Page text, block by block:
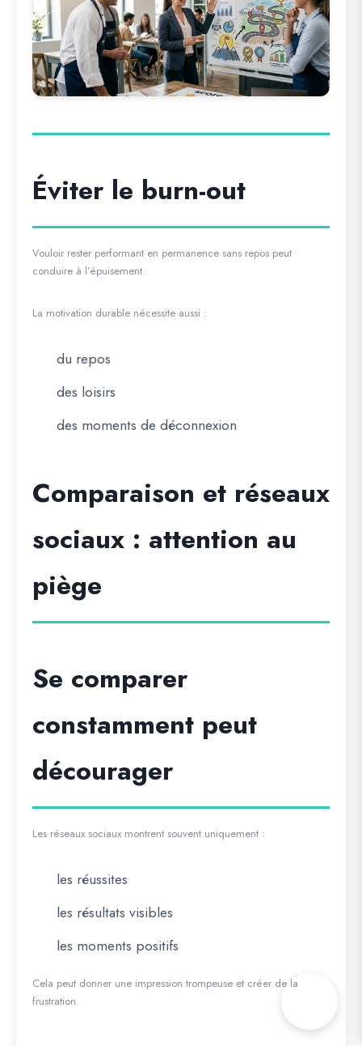
Éviter le burn-out
Vouloir rester performant en permanence sans repos peut
conduire à l’épuisement.
La motivation durable nécessite aussi :
du repos
des loisirs
des moments de déconnexion
Comparaison et réseaux
sociaux : attention au
piège
Se comparer
constamment peut
décourager
Les réseaux sociaux montrent souvent uniquement :
les réussites
les résultats visibles
les moments positifs
Cela peut donner une impression trompeuse et créer de la
frustration.